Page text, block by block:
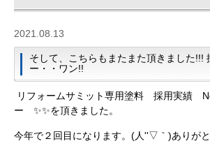
2021.08.13
そして、こちらもまたまた頂きました!!!
ー・・ワン!!
リフォームサミット専用塗料 採用実績
ー ✨✨を頂きました。
今年で２回目になります。(人''▽｀)ありが